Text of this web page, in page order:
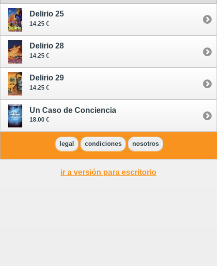
Delirio 25
14.25 €
Delirio 28
14.25 €
Delirio 29
14.25 €
Un Caso de Conciencia
18.00 €
legal condiciones nosotros
ir a versión para escritorio